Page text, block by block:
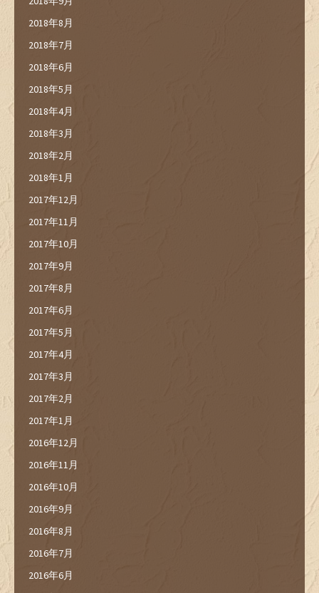
2018年8月
2018年7月
2018年6月
2018年5月
2018年4月
2018年3月
2018年2月
2018年1月
2017年12月
2017年11月
2017年10月
2017年9月
2017年8月
2017年6月
2017年5月
2017年4月
2017年3月
2017年2月
2017年1月
2016年12月
2016年11月
2016年10月
2016年9月
2016年8月
2016年7月
2016年6月